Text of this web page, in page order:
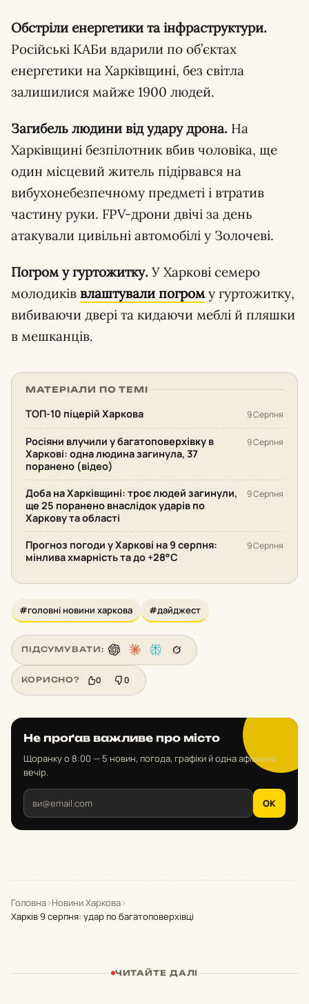
Обстріли енергетики та інфраструктури.
Російські КАБи вдарили по об’єктах
енергетики на Харківщині, без світла
залишилися майже 1900 людей.
Загибель людини від удару дрона. На
Харківщині безпілотник вбив чоловіка, ще
один місцевий житель підірвався на
вибухонебезпечному предметі і втратив
частину руки. FPV-дрони двічі за день
атакували цивільні автомобілі у Золочеві.
Погром у гуртожитку. У Харкові семеро
молодиків влаштували погрому гуртожитку,
вибиваючи двері та кидаючи меблі й пляшки
в мешканців.
МАТЕРІАЛИ ПО ТЕМІ
ТОП-10 піцерій Харкова 9 Серпня
Росіяни влучили у багатоповерхівку в
Харкові: одна людина загинула, 37
поранено (відео)
9 Серпня
Доба на Харківщині: троє людей загинули,
ще 25 поранено внаслідок ударів по
Харкову та області
9 Серпня
Прогноз погоди у Харкові на 9 серпня:
мінлива хмарність та до +28°С
9 Серпня
#головні новини харкова #дайджест
ПІДСУМУВАТИ:
КОРИСНО? 0 0
Не проґав важливе про місто
Щоранку о 8:00 — 5 новин, погода, графіки й одна афіша на
вечір.
OK
Головна›Новини Харкова›
Харків 9 серпня: удар по багатоповерхівці
ЧИТАЙТЕ ДАЛІ